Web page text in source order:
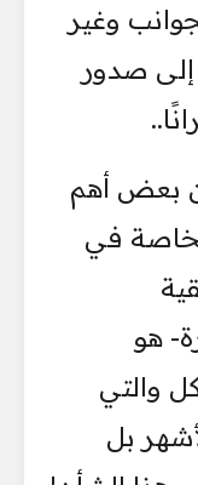
وغير
صدور
بعض أهم
في
هو
والتي
بل